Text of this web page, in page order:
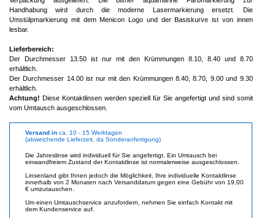
Handhabung wird durch die moderne Lasermarkierung ersetzt. Die
Umstülpmarkierung mit dem Menicon Logo und der Basiskurve ist von innen
lesbar.
Lieferbereich:
Der Durchmesser 13.50 ist nur mit den Krümmungen 8.10, 8.40 und 8.70
erhältlich.
Der Durchmesser 14.00 ist nur mit den Krümmungen 8.40, 8.70, 9.00 und 9.30
erhältlich.
Achtung! Diese Kontaktlinsen werden speziell für Sie angefertigt und sind somit
vom Umtausch ausgeschlossen.
Versand in ca. 10 - 15 Werktagen
(abweichende Lieferzeit, da Sonderanfertigung)
Die Jahreslinse wird individuell für Sie angefertigt. Ein Umtausch bei
einwandfreiem Zustand der Kontaktlinse ist normalerweise ausgeschlossen.
Linsenland gibt Ihnen jedoch die Möglichkeit, Ihre individuelle Kontaktlinse
innerhalb von 2 Monaten nach Versanddatum gegen eine Gebühr von 19,00
€ umzutauschen.
Um einen Umtauschservice anzufordern, nehmen Sie einfach Kontakt mit
dem Kundenservice auf.